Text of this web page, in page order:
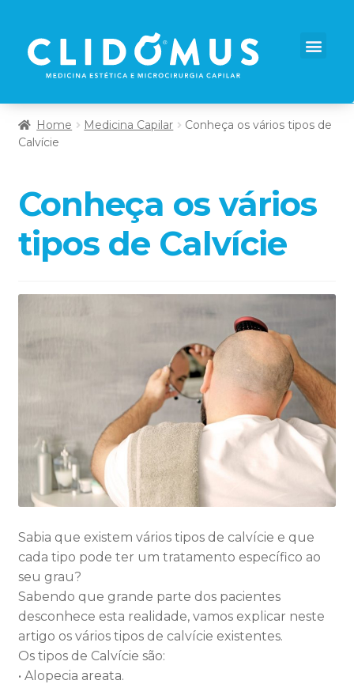
Home Medicina Capilar
Conheça os vários tipos de
Calvície
Conheça os vários
tipos de Calvície
Sabia que existem vários tipos de calvície e que
cada tipo pode ter um tratamento específico ao
seu grau?
Sabendo que grande parte dos pacientes
desconhece esta realidade, vamos explicar neste
artigo os vários tipos de calvície existentes.
Os tipos de Calvície são:
• Alopecia areata.